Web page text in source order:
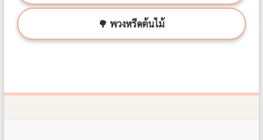
🌳 พวงหรีดต้นไม้